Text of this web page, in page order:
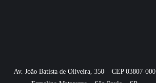
Av. João Batista de Oliveira, 350 – CEP 03807-000